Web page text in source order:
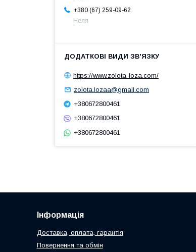
+380 (67) 259-09-62
Неля
https://www.zolota-loza.com/
zolota.lozaa@gmail.com
+380672800461
+380672800461
+380672800461
Інформація
Доставка, оплата, гарантія
Повернення та обмін